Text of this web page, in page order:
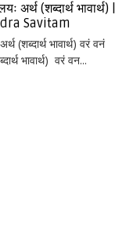
अर्थ (शब्दार्थ भावार्थ) |
Savitam
(शब्दार्थ भावार्थ) वरं वनं
भावार्थ) वरं वन...